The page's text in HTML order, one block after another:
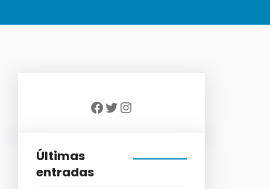
Facebook Twitter Instagram
Últimas
entradas